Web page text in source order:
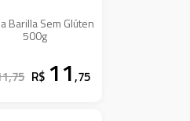
Barilla Sem Glúten
500g
R$ 11,75